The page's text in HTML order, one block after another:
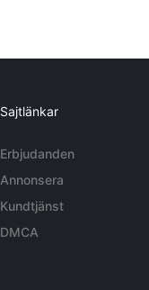
Sajtlänkar
Erbjudanden
Annonsera
Kundtjänst
DMCA